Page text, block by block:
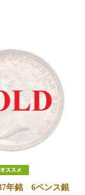
年銘 6ペンス銀